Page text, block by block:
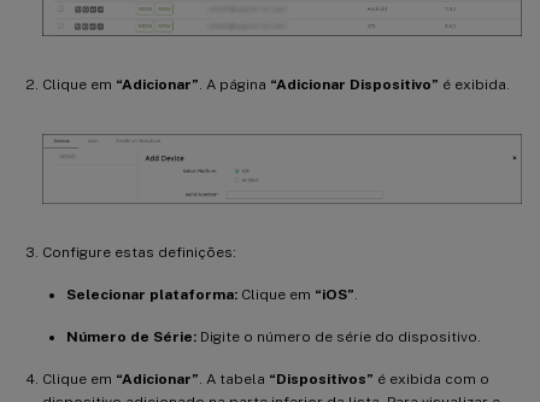
Clique em “Adicionar”. A página “Adicionar Dispositivo” é exibida.
Configure estas definições:
Selecionar plataforma: Clique em “iOS”
Número de Série: Digite o número de série do dispositivo.
Clique em “Adicionar” . A tabela “Dispositivos” é exibida com o